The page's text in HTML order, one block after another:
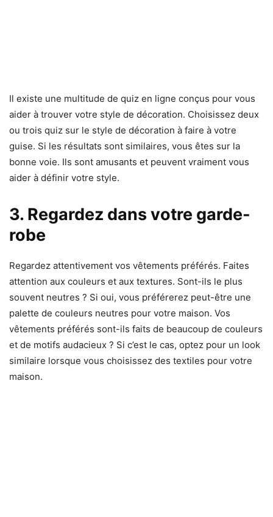
Il existe une multitude de quiz en ligne conçus pour vous
aider à trouver votre style de décoration. Choisissez deux
ou trois quiz sur le style de décoration à faire à votre
guise. Si les résultats sont similaires, vous êtes sur la
bonne voie. Ils sont amusants et peuvent vraiment vous
aider à définir votre style.
3. Regardez dans votre garde-
robe
Regardez attentivement vos vêtements préférés. Faites
attention aux couleurs et aux textures. Sont-ils le plus
souvent neutres ? Si oui, vous préférerez peut-être une
palette de couleurs neutres pour votre maison. Vos
vêtements préférés sont-ils faits de beaucoup de couleurs
et de motifs audacieux ? Si c’est le cas, optez pour un look
similaire lorsque vous choisissez des textiles pour votre
maison.